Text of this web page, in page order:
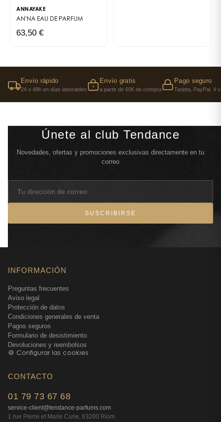
ANNAYAKE
AN'NA EAU DE PARFUM
63,50 €
Envío rápido
24 o 48h en días laborables
Envío gratis
a partir de 60€ de compra
Pago seguro
Tarjeta, PayPal, 4
Únete al club Tendance
Novedades, ofertas y promociones exclusivas directamente en tu
correo
SUSCRIBIRSE
INFORMACIÓN
Preguntas frecuentes
Aviso legal
Protección de datos
Condiciones generales de venta
Pagos seguros
Formulario de desistimiento
Devoluciones y reembolsos
🍪 Configurar las cookies
CONTACTO
01 79 73 67 68
service-client@tendance-parfums.com
1 rue Pierre et Marie Curie, 63200 Riom